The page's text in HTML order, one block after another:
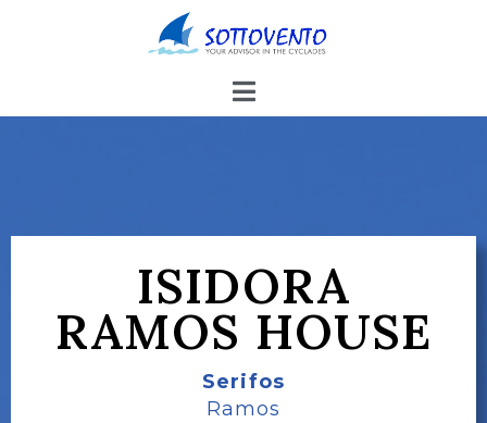
ISIDORA
RAMOS HOUSE
Serifos
Ramos